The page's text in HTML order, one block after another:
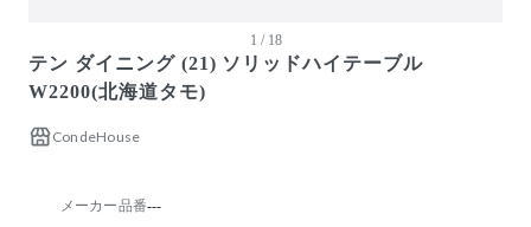
1 / 18
テン ダイニング (21) ソリッドハイテーブル
W2200(北海道タモ)
CondeHouse
メーカー品番---